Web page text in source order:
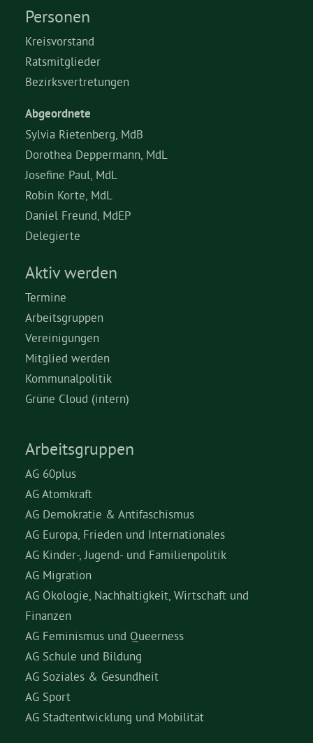
Termine
Kontakt
Personen
Kreisvorstand
Ratsmitglieder
Bezirksvertretungen
Abgeordnete
Sylvia Rietenberg, MdB
Dorothea Deppermann, MdL
Josefine Paul, MdL
Robin Korte, MdL
Daniel Freund, MdEP
Delegierte
Aktiv werden
Termine
Arbeitsgruppen
Vereinigungen
Mitglied werden
Kommunalpolitik
Grüne Cloud (intern)
Arbeitsgruppen
AG 60plus
AG Atomkraft
AG Demokratie & Antifaschismus
AG Europa, Frieden und Internationales
AG Kinder-, Jugend- und Familienpolitik
AG Migration
AG Ökologie, Nachhaltigkeit, Wirtschaft und
Finanzen
AG Feminismus und Queerness
AG Schule und Bildung
AG Soziales & Gesundheit
AG Sport
AG Stadtentwicklung und Mobilität